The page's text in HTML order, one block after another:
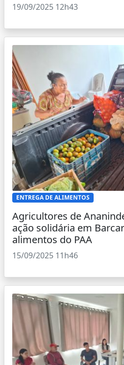
19/09/2025 12h43
ENTREGA DE ALIMENTOS
Agricultores de
ação solidária em
alimentos do PAA
15/09/2025 11h46